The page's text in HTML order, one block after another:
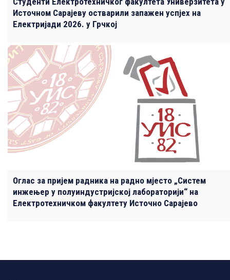
Источном Сарајеву остварили запажен успјех на
Електријади 2026. у Грчкој
Оглас за пријем радника на радно мјесто „Систем
инжењер у полуиндустријској лабораторији“ на
Електротехничком факултету Источно Сарајево